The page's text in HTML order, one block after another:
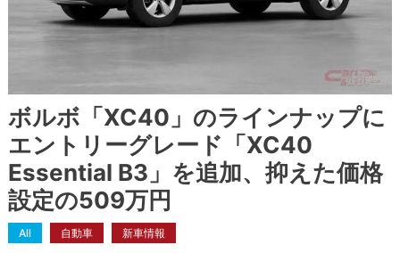
ボルボ「XC40」のラインナップに
エントリーグレード「XC40
Essential B3」を追加、抑えた価格
設定の509万円
All 自動車 新車情報